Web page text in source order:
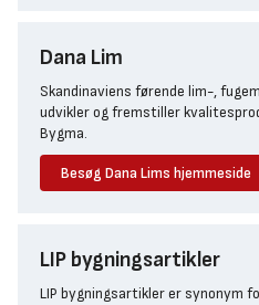
Dana Lim
Skandinaviens førende lim-,
udvikler og fremstiller
Bygma.
Besøg Dana Lims hjemmeside
LIP bygningsartikler
LIP bygningsartikler er synonym